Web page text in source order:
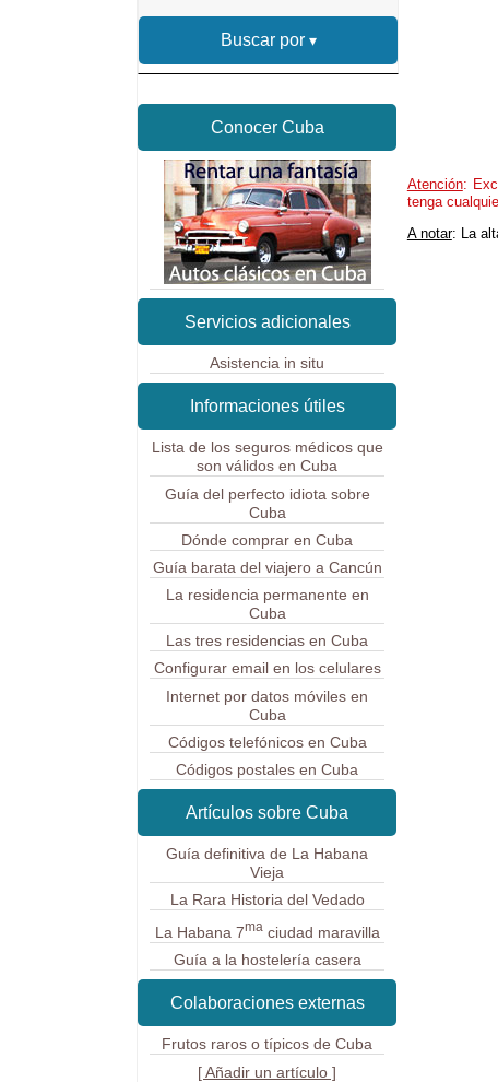
Buscar por
Atención:
tenga
A notar: La
Conocer Cuba
Servicios adicionales
Asistencia in situ
Informaciones útiles
Lista de los seguros médicos que
son válidos en Cuba
Guía del perfecto idiota sobre
Cuba
Dónde comprar en Cuba
Guía barata del viajero a Cancún
La residencia permanente en
Cuba
Las tres residencias en Cuba
Configurar email en los celulares
Internet por datos móviles en
Cuba
Códigos telefónicos en Cuba
Códigos postales en Cuba
Artículos sobre Cuba
Guía definitiva de La Habana
Vieja
La Rara Historia del Vedado
La Habana 7maciudad maravilla
Guía a la hostelería casera
Colaboraciones externas
Frutos raros o típicos de Cuba
[ Añadir un artículo ]